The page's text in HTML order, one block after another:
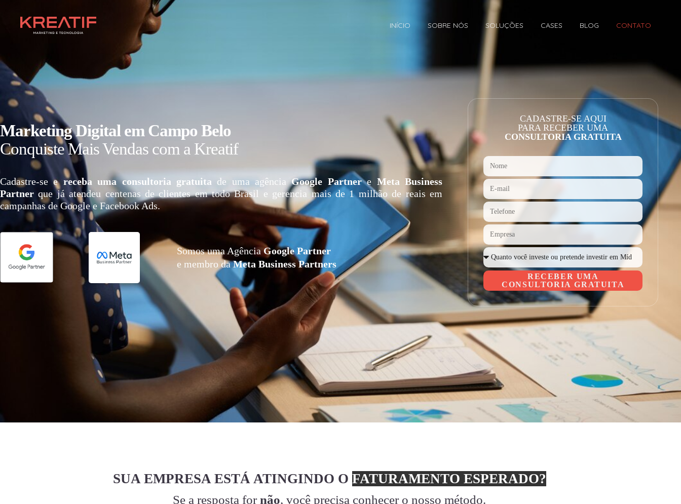
INÍCIO SOBRE NÓS SOLUÇÕES CASES BLOG CONTATO
Marketing Digital em Campo Belo
Conquiste Mais Vendas com a Kreatif
Cadastre-se e receba uma consultoria gratuita de uma agênciaGoogle Partnere Meta Business
Partner que já atendeu centenas de clientes em todo Brasil e gerencia mais de 1 milhão de reais em
campanhas de Google e Facebook Ads.
Somos uma AgênciaGoogle Partner
e membro daMeta Business Partners
CADASTRE-SE AQUI
PARA RECEBER UMA
CONSULTORIA GRATUITA
RECEBER UMA
CONSULTORIA GRATUITA
SUA EMPRESA ESTÁ ATINGINDO O FATURAMENTO ESPERADO?
Se a resposta for não, você precisa conhecer o nosso método.